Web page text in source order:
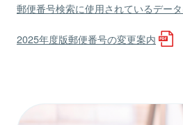
郵便番号検索に使用されているデー
2025年度版郵便番号の変更案内